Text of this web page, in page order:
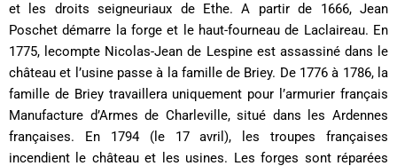
et les droits seigneuriaux de Ethe. A partir de 1666, Jean
Poschet démarre la forge et le haut-fourneau de Laclaireau. En
1775, lecompte Nicolas-Jean de Lespine est assassiné dans le
château et l’usine passe à la famille de Briey. De 1776 à 1786, la
famille de Briey travaillera uniquement pour l’armurier français
Manufacture d’Armes de Charleville, situé dans les Ardennes
françaises. En 1794 (le 17 avril), les troupes françaises
incendient le château et les usines. Les forges sont réparées